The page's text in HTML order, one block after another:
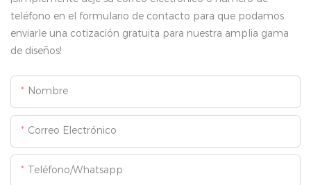
teléfono en el formulario de contacto para que podamos
enviarle una cotización gratuita para nuestra amplia gama
de diseños!
Nombre
Correo Electrónico
Teléfono/whatsapp